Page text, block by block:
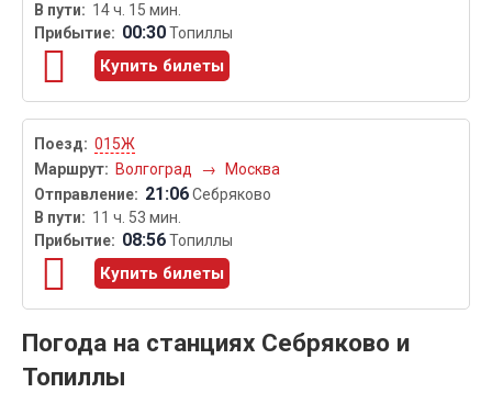
14 ч. 15 мин.
00:30Топиллы
Купить билеты
015Ж
Волгоград
→ Москва
21:06Себряково
11 ч. 53 мин.
08:56Топиллы
Купить билеты
Погода на станциях Себряково и
Топиллы